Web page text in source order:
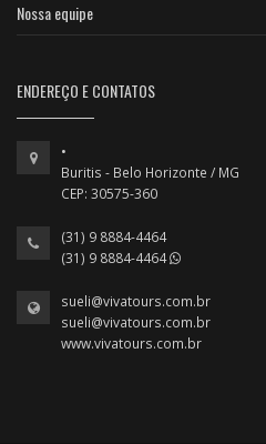
Nossa equipe
ENDEREÇO E CONTATOS
•
Buritis - Belo Horizonte / MG
CEP: 30575-360
(31) 9 8884-4464
(31) 9 8884-4464
sueli@vivatours.com.br
sueli@vivatours.com.br
www.vivatours.com.br